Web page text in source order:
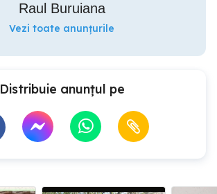
Raul Buruiana
Vezi toate anunțurile
Distribuie anunțul pe